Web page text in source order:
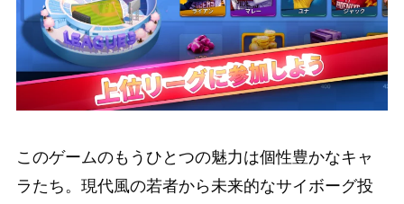
このゲームのもうひとつの魅力は個性豊かなキャ
ラたち。現代風の若者から未来的なサイボーグ投